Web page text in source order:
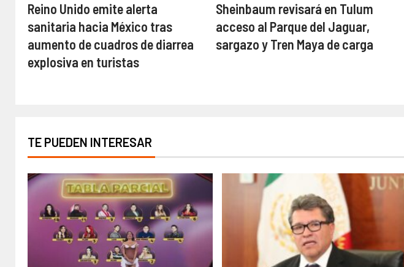
Reino Unido emite alerta
sanitaria hacia México tras
aumento de cuadros de diarrea
explosiva en turistas
Sheinbaum revisará en Tulum
acceso al Parque del Jaguar,
sargazo y Tren Maya de carga
TE PUEDEN INTERESAR